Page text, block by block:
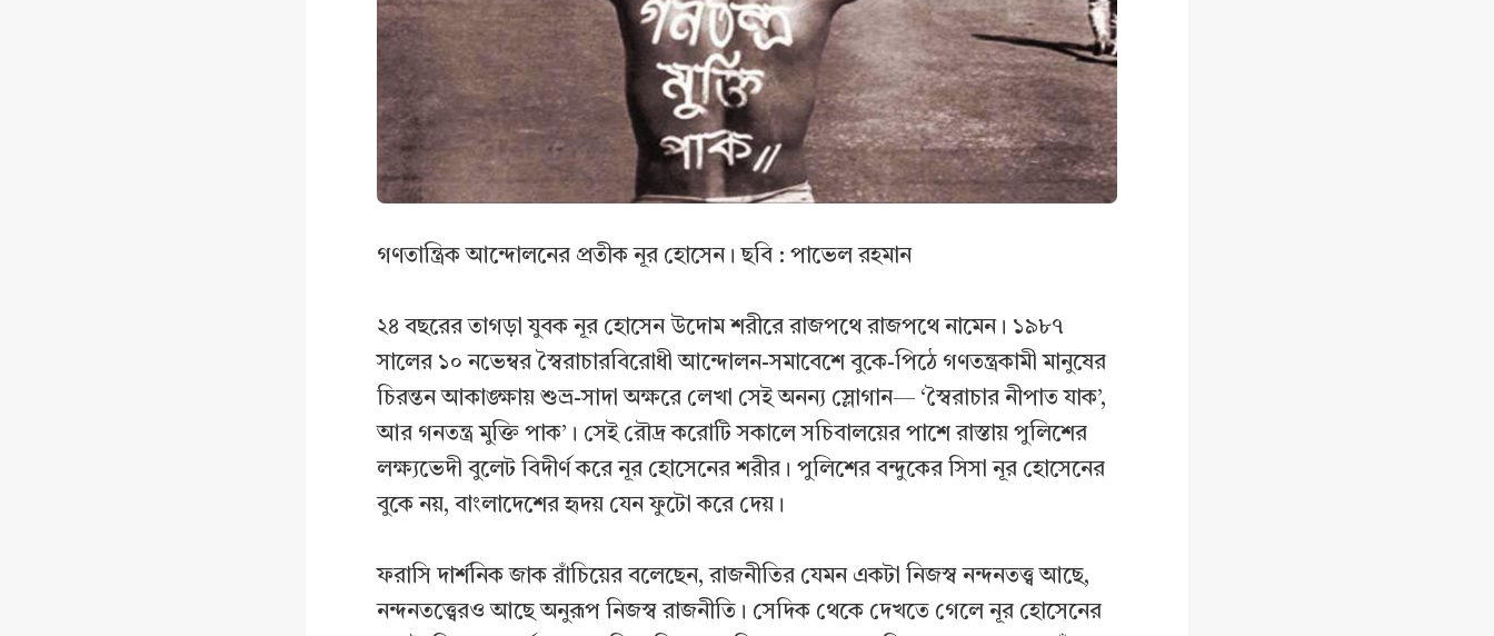
গণতান্ত্রিক আন্দোলনের প্রতীক নূর হোসেন। ছবি : পাভেল রহমান
২৪ বছরের তাগড়া যুবক নূর হোসেন উদোম শরীরে রাজপথে রাজপথে নামেন। ১৯৮৭
সালের ১০ নভেম্বর স্বৈরাচারবিরোধী আন্দোলন-সমাবেশে বুকে-পিঠে গণতন্ত্রকামী মানুষের
চিরন্তন আকাঙ্ক্ষায় শুভ্র-সাদা অক্ষরে লেখা সেই অনন্য স্লোগান— ‘স্বৈরাচার নীপাত যাক’,
আর গনতন্ত্র মুক্তি পাক’। সেই রৌদ্র করোটি সকালে সচিবালয়ের পাশে রাস্তায় পুলিশের
লক্ষ্যভেদী বুলেট বিদীর্ণ করে নূর হোসেনের শরীর। পুলিশের বন্দুকের সিসা নূর হোসেনের
বুকে নয়, বাংলাদেশের হৃদয় যেন ফুটো করে দেয়।
ফরাসি দার্শনিক জাক রাঁচিয়ের বলেছেন, রাজনীতির যেমন একটা নিজস্ব নন্দনতত্ত্ব আছে,
নন্দনতত্ত্বেরও আছে অনুরূপ নিজস্ব রাজনীতি। সেদিক থেকে দেখতে গেলে নূর হোসেনের